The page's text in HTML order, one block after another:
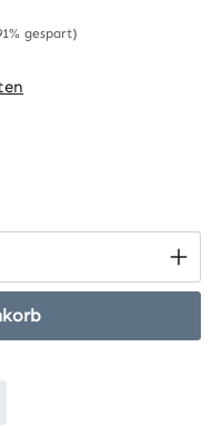
gespart)
gewünschten